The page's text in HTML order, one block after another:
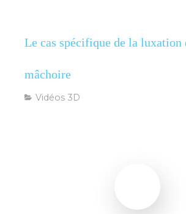
Le cas spécifique de la luxation
mâchoire
Vidéos 3D